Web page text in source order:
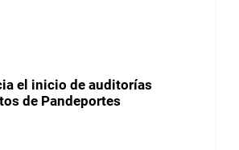
el inicio de auditorías
de Pandeportes